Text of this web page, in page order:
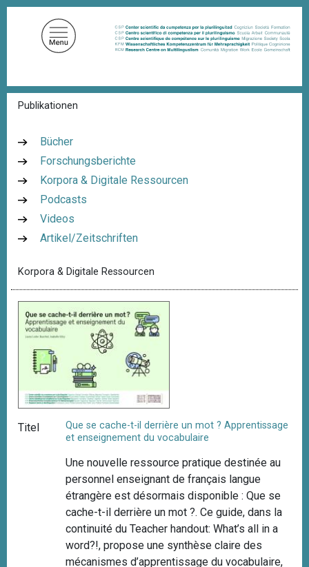
D
P
f
Publikationen
Bücher
Forschungsberichte
Korpora & Digitale Ressourcen
Podcasts
Videos
Artikel/Zeitschriften
Korpora & Digitale Ressourcen
Titel
Que se cache-t-il derrière un mot ? Apprentissage
et enseignement du vocabulaire
Une nouvelle ressource pratique destinée au
personnel enseignant de français langue
étrangère est désormais disponible : Que se
cache-t-il derrière un mot ?. Ce guide, dans la
continuité du Teacher handout: What’s all in a
word?!, propose une synthèse claire des
mécanismes d’apprentissage du vocabulaire,